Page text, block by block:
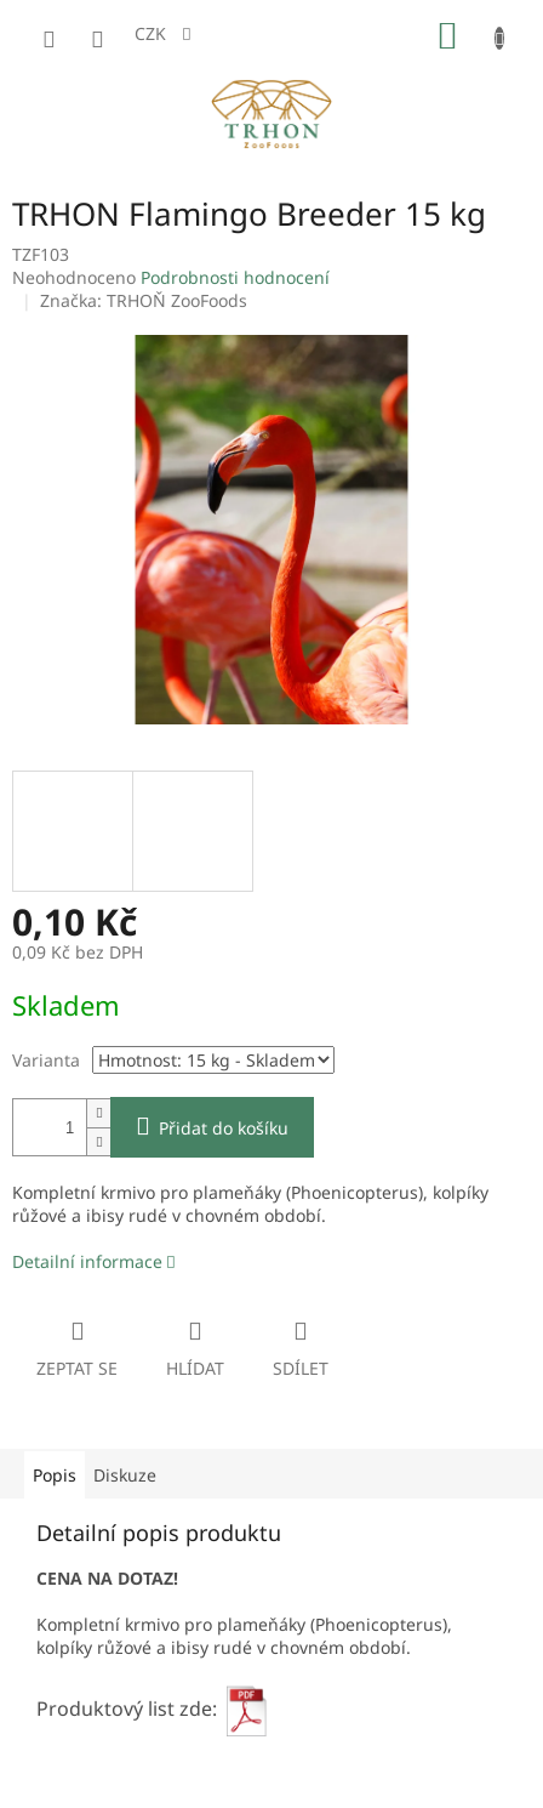
CZK
TRHON Flamingo Breeder 15 kg
TZF103
Průměrné
hodnocení
Neohodnoceno Podrobnosti hodnocení
Značka: TRHOŇ ZooFoods
0,10 Kč
0,09 Kč bez DPH
cena:
Skladem
Varianta
Přidat do košíku
Kompletní krmivo pro plameňáky (Phoenicopterus), kolpíky
růžové a ibisy rudé v chovném období.
Detailní informace
ZEPTAT SE HLÍDAT SDÍLET
Popis Diskuze
Detailní popis produktu
CENA NA DOTAZ!
Kompletní krmivo pro plameňáky (Phoenicopterus),
kolpíky růžové a ibisy rudé v chovném období.
Produktový list zde: